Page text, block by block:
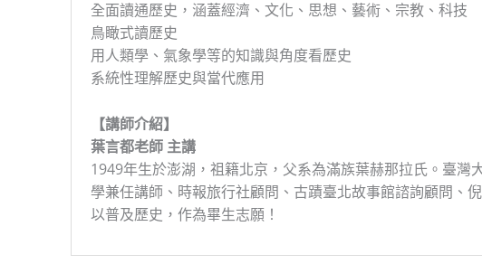
全面讀通歷史，涵蓋經濟、文化、思想、藝術、宗教、科技
鳥瞰式讀歷史
用人類學、氣象學等的知識與角度看歷史
系統性理解歷史與當代應用
【講師介紹】
葉言都老師 主講
1949年生於澎湖，祖籍北京，父系為滿族葉赫那拉氏。臺
學兼任講師、時報旅行社顧問、古蹟臺北故事館諮詢顧問、
以普及歷史，作為畢生志願！